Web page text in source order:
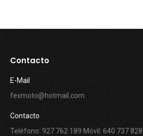
Contacto
E-Mail
fexmoto@hotmail.com
Contacto
Teléfono: 927 762 189 Móvil: 640 737 828